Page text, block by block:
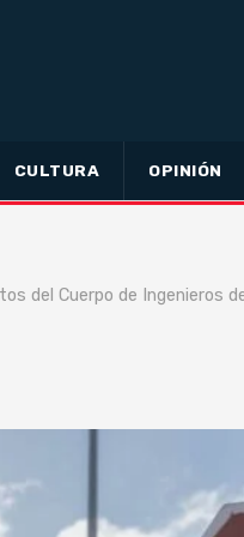
CULTURA OPINIÓN
del Cuerpo de Ingenieros